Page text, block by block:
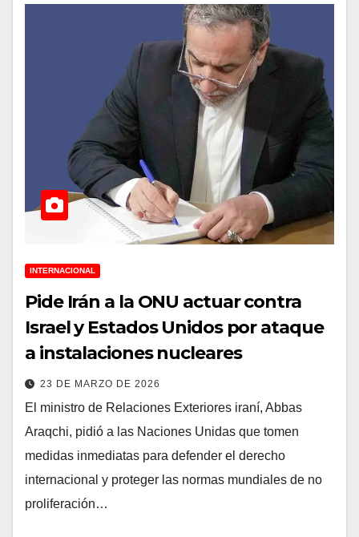
INTERNACIONAL
Pide Irán a la ONU actuar contra
Israel y Estados Unidos por ataque
a instalaciones nucleares
23 DE MARZO DE 2026
El ministro de Relaciones Exteriores iraní, Abbas
Araqchi, pidió a las Naciones Unidas que tomen
medidas inmediatas para defender el derecho
internacional y proteger las normas mundiales de no
proliferación…